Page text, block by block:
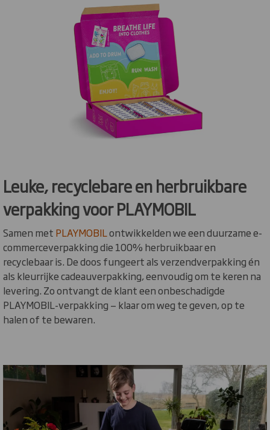
Leuke, recyclebare en herbruikbare
verpakking voor PLAYMOBIL
Samen met PLAYMOBILontwikkelden we een duurzame e-
commerceverpakking die 100% herbruikbaar en
recyclebaar is. De doos fungeert als verzendverpakking én
als kleurrijke cadeauverpakking, eenvoudig om te keren na
levering. Zo ontvangt de klant een onbeschadigde
PLAYMOBIL-verpakking — klaar om weg te geven, op te
halen of te bewaren.